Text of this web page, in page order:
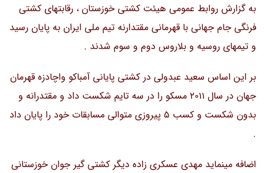
به گزارش روابط عمومی هیئت کشتی خوزستان ، رقابتهای کشتی
فرنگی جام جهانی با قهرمانی مقتدارنه تیم ملی ایران به پایان رسید
و تیمهای روسیه و بلاروس دوم و سوم شدند .
بر این اساس سعید عبدولی در کشتی پایانی آمباکو واچادزه قهرمان
جهان در سال 2011 مسکو را در سه تایم شکست داد و مقتدرانه و
بدون شکست و کسب 5 پیروزی متوالی مسابقات خود را پایان داد
.
اضافه مینماید مهدی عسکری زاده دیگر کشتی گیر جوان خوزستانی